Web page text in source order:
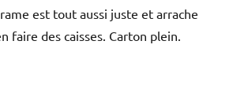
est tout aussi juste et arrache
faire des caisses. Carton plein.